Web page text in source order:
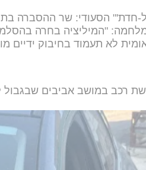
חדת'" הסעודי: שר ההסברה
"המיליציה בחרה
לא תעמוד בחיבוק ידיים
רכב במושב אביבים שבגבול